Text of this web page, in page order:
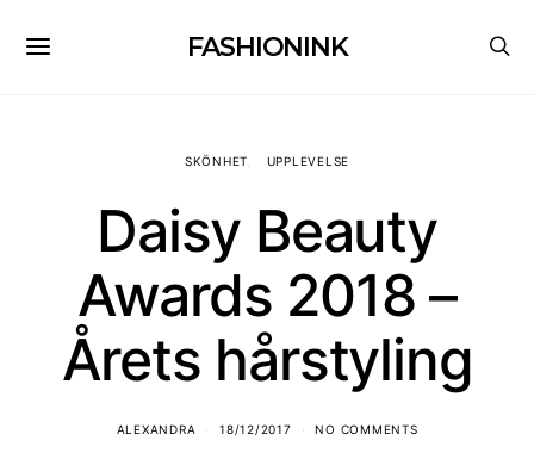
FASHIONINK
SKÖNHET UPPLEVELSE
Daisy Beauty
Awards 2018 –
Årets hårstyling
ALEXANDRA 18/12/2017 NO COMMENTS